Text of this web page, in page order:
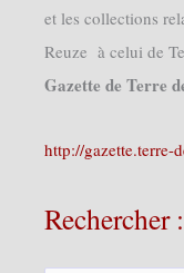
et les collections
Reuze à celui de
Gazette de Terre
http://gazette.terre-
Rechercher :